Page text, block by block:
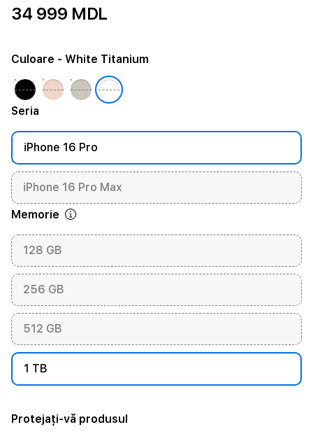
34 999 MDL
Seria
iPhone 16 Pro
iPhone 16 Pro Max
Memorie
128 GB
256 GB
512 GB
1 TB
Culoare - White Titanium
Protejați-vă produsul